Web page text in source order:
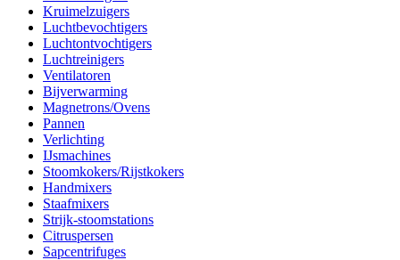
Kruimelzuigers
Luchtbevochtigers
Luchtontvochtigers
Luchtreinigers
Ventilatoren
Bijverwarming
Magnetrons/Ovens
Pannen
Verlichting
IJsmachines
Stoomkokers/Rijstkokers
Handmixers
Staafmixers
Strijk-stoomstations
Citruspersen
Sapcentrifuges